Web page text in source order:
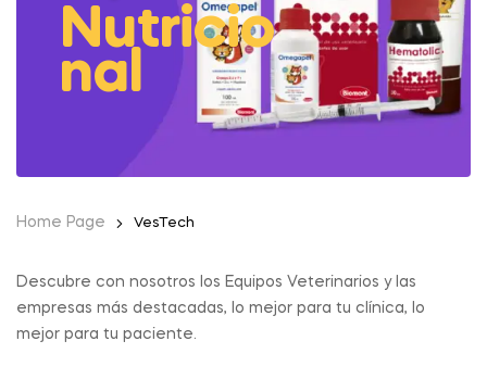
Nutricio
nal
Home Page VesTech
Descubre con nosotros los Equipos Veterinarios y las
empresas más destacadas, lo mejor para tu clínica, lo
mejor para tu paciente.